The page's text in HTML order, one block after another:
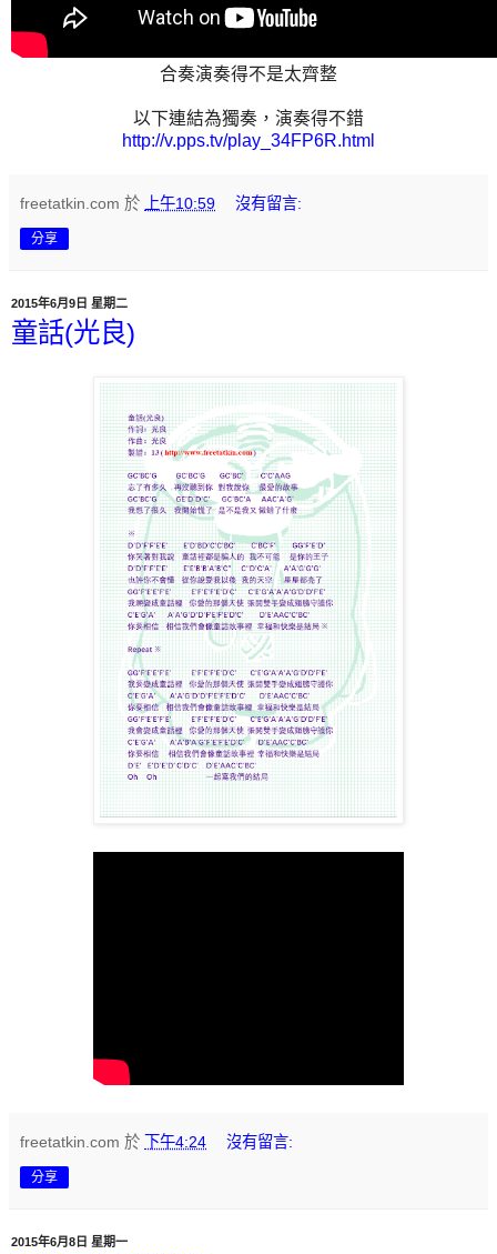
合奏演奏得不是太齊整
以下連結為獨奏，演奏得不錯
http://v.pps.tv/play_34FP6R.html
freetatkin.com 於 上午10:59 沒有留言:
分享
2015年6月9日 星期二
童話(光良)
freetatkin.com 於 下午4:24 沒有留言:
分享
2015年6月8日 星期一